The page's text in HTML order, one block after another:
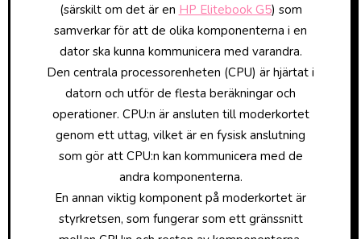
(särskilt om det är en HP Elitebook G5) som
samverkar för att de olika komponenterna i en
dator ska kunna kommunicera med varandra.
Den centrala processorenheten (CPU) är hjärtat i
datorn och utför de flesta beräkningar och
operationer. CPU:n är ansluten till moderkortet
genom ett uttag, vilket är en fysisk anslutning
som gör att CPU:n kan kommunicera med de
andra komponenterna.
En annan viktig komponent på moderkortet är
styrkretsen, som fungerar som ett gränssnitt